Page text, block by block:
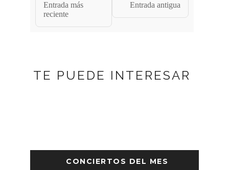
Entrada más
reciente
Entrada antigua
TE PUEDE INTERESAR
CONCIERTOS DEL MES